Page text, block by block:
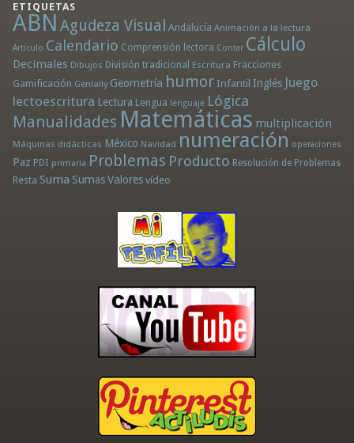
ETIQUETAS
ABN Agudeza Visual Andalucía Animación a la lectura
Artículo Calendario Comprensión lectora Contar Cálculo
Decimales Dibujos División tradicional Escritura Fracciones
Gamificación Genially Geometría humor Infantil Inglés Juego
lectoescritura Lectura Lengua lenguaje Lógica
Manualidades Matemáticas multiplicación
Máquinas didácticas México Navidad numeración operaciones
Paz PDI primaria Problemas Producto Resolución de Problemas
Resta Suma Sumas Valores vídeo